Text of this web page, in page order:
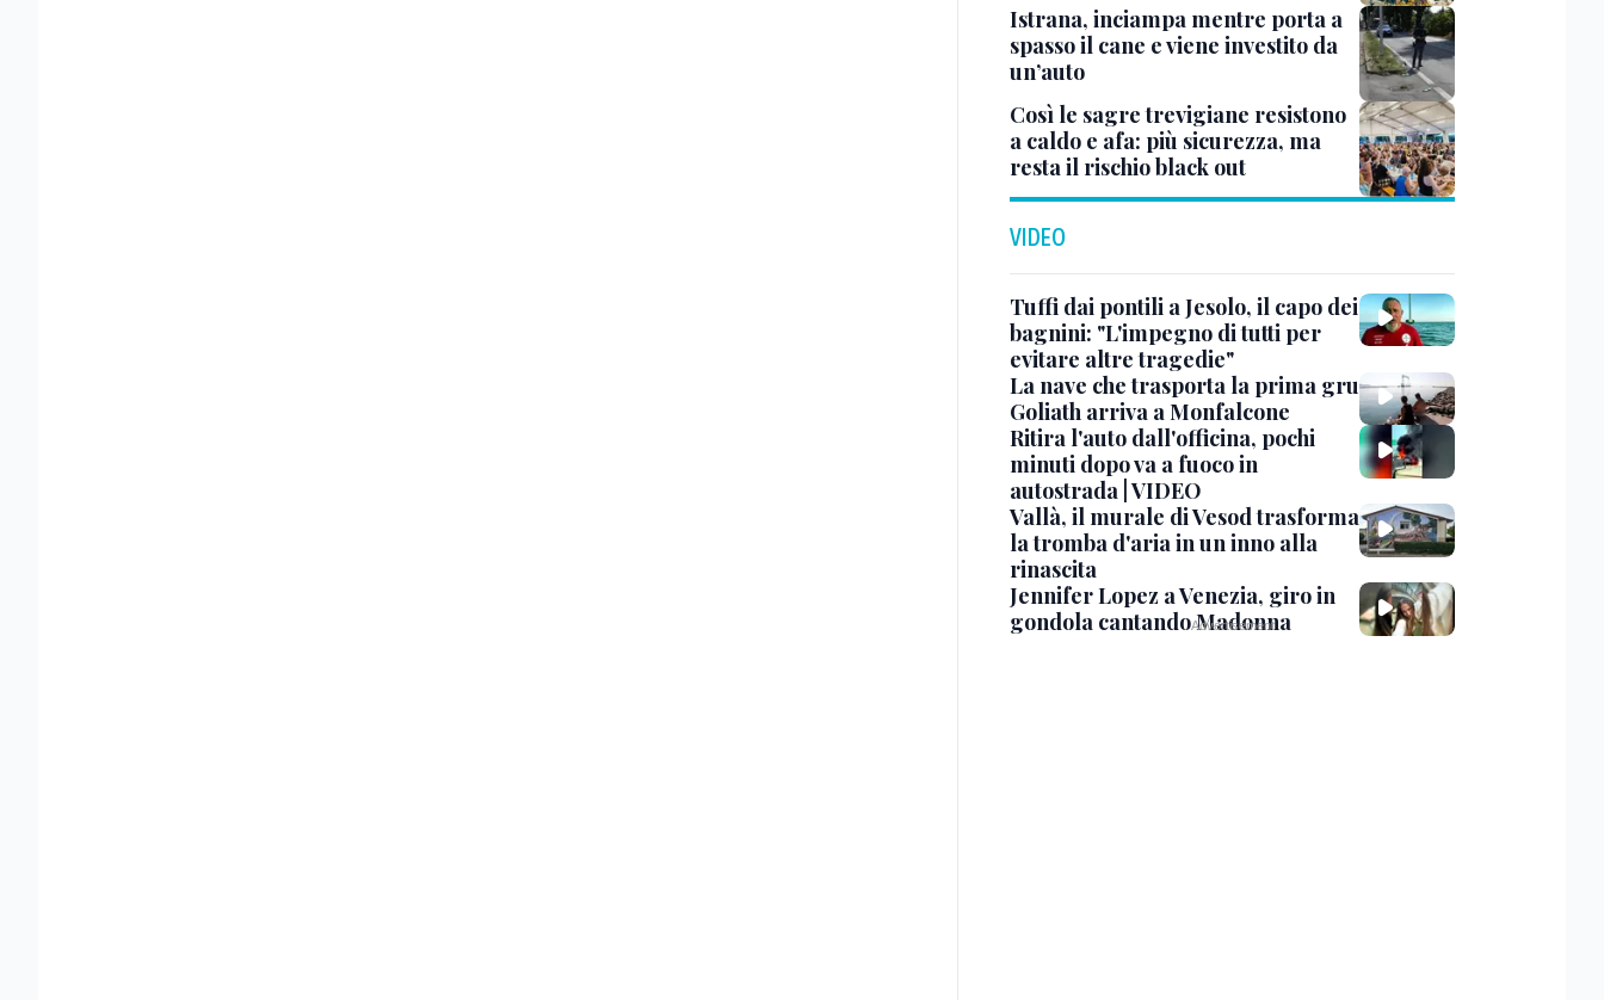
Istrana, inciampa mentre porta a
spasso il cane e viene investito da
un’auto
Così le sagre trevigiane resistono
a caldo e afa: più sicurezza, ma
resta il rischio black out
VIDEO
Tuffi dai pontili a Jesolo, il capo dei
bagnini: "L'impegno di tutti per
evitare altre tragedie"
La nave che trasporta la prima gru
Goliath arriva a Monfalcone
Ritira l'auto dall'officina, pochi
minuti dopo va a fuoco in
autostrada | VIDEO
Vallà, il murale di Vesod trasforma
la tromba d'aria in un inno alla
rinascita
Jennifer Lopez a Venezia, giro in
gondola cantando Madonna